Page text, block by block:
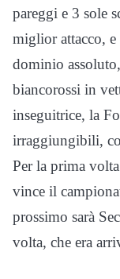
pareggi e 3 sole
miglior attacco,
dominio
biancorossi in
inseguitrice, la
irraggiungibili,
Per la prima
vince il
prossimo sarà
volta, che era